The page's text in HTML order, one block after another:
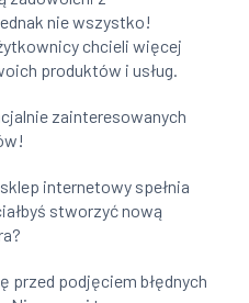
nie wszystko!
chcieli więcej
produktów i usług.
zainteresowanych
internetowy spełnia
stworzyć nową
przed podjęciem błędnych